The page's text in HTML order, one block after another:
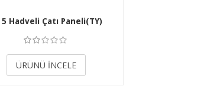
5 Hadveli Çatı Paneli(TY)
3.50
ÜRÜNÜ İNCELE